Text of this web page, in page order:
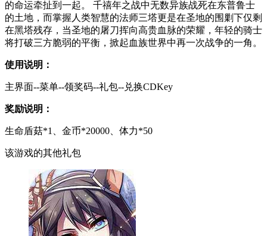
的命运牵扯到一起。 千禧年之战中无数异族战死在东普鲁士
的土地，而掌握人类智慧的法师三塔更是在圣地的围剿下仅剩
在黑塔残存，当圣地的屠刀挥向高贵血脉的荣耀，年轻的骑士
将打破三方脆弱的平衡，掀起血族世界中再一次战争的一角。
使用说明：
主界面--菜单--领奖码--礼包--兑换CDKey
奖励说明：
生命盾菇*1、金币*20000、体力*50
该游戏的其他礼包